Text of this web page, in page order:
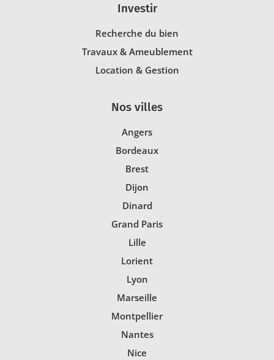
Investir
Recherche du bien
Travaux & Ameublement
Location & Gestion
Nos villes
Angers
Bordeaux
Brest
Dijon
Dinard
Grand Paris
Lille
Lorient
Lyon
Marseille
Montpellier
Nantes
Nice